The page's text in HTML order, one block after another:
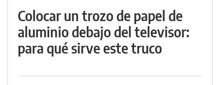
Colocar un trozo de papel de
aluminio debajo del televisor:
para qué sirve este truco